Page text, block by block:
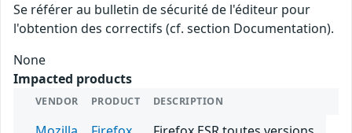
Se référer au bulletin de sécurité de l'éditeur pour
l'obtention des correctifs (cf. section Documentation).
None
Impacted products
VENDOR PRODUCT DESCRIPTION